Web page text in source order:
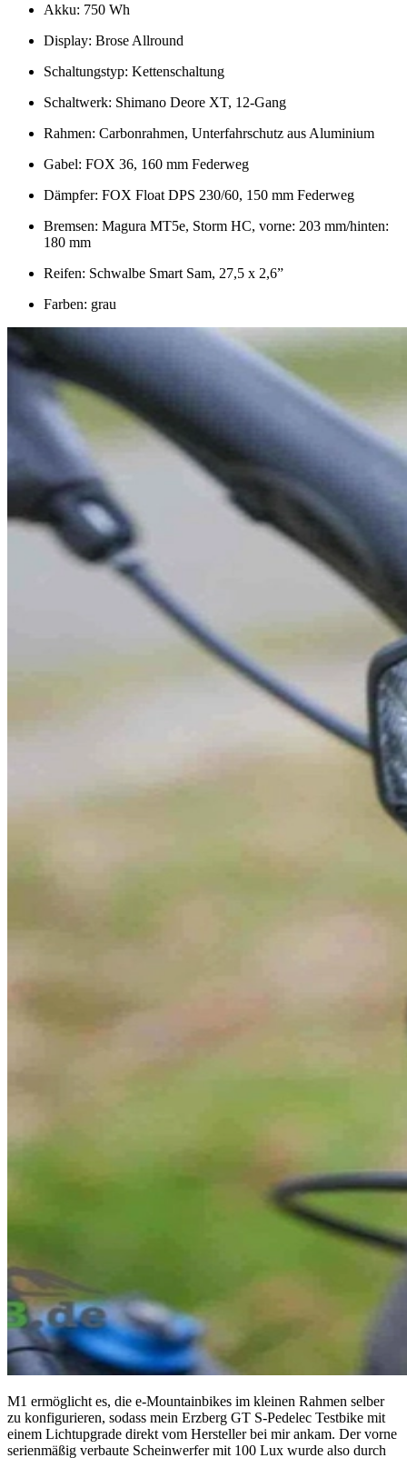
Akku: 750 Wh
Display: Brose Allround
Schaltungstyp: Kettenschaltung
Schaltwerk: Shimano Deore XT, 12-Gang
Rahmen: Carbonrahmen, Unterfahrschutz aus Aluminium
Gabel: FOX 36, 160 mm Federweg
Dämpfer: FOX Float DPS 230/60, 150 mm Federweg
Bremsen: Magura MT5e, Storm HC, vorne: 203 mm/hinten:
180 mm
Reifen: Schwalbe Smart Sam, 27,5 x 2,6”
Farben: grau
M1 ermöglicht es, die e-Mountainbikes im kleinen Rahmen selber
zu konfigurieren, sodass mein Erzberg GT S-Pedelec Testbike mit
einem Lichtupgrade direkt vom Hersteller bei mir ankam. Der vorne
serienmäßig verbaute Scheinwerfer mit 100 Lux wurde also durch